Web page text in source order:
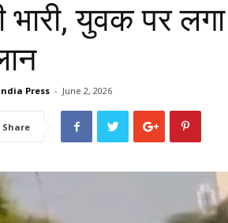
Press
|
भारी, युवक पर
Press - June 2, 2026
Share